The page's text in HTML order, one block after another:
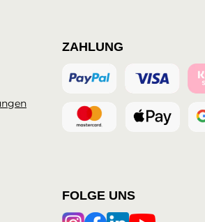
ZAHLUNG
FOLGE UNS